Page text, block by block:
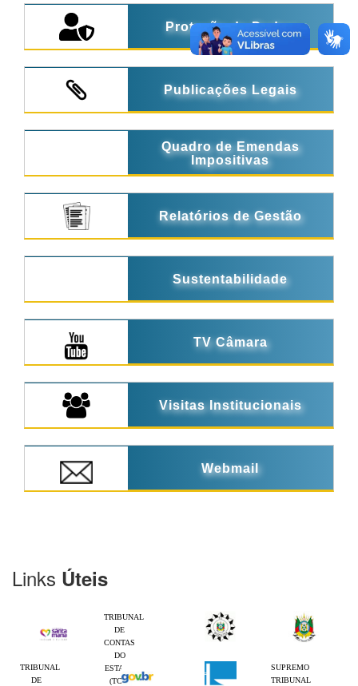
Proteção de Dados
Publicações Legais
Quadro de Emendas
Impositivas
Relatórios de Gestão
Sustentabilidade
TV Câmara
Visitas Institucionais
Webmail
Links Úteis
TRIBUNAL
DE
CONTAS
DO
ESTADO
(TCE-
TRIBUNAL
DE
SUPREMO
TRIBUNAL